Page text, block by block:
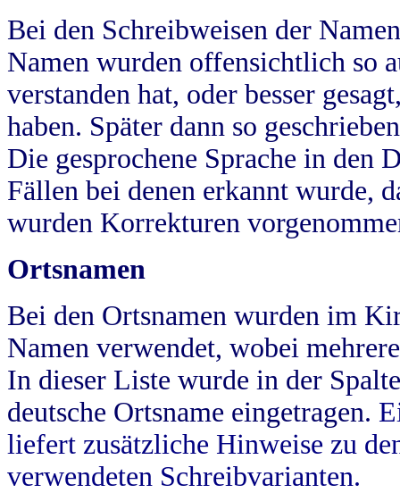
Bei den Schreibweisen der
Namen wurden offensichtlich so
verstanden hat, oder besser
haben. Später dann so
Die gesprochene Sprache in
Fällen bei denen erkannt wurde,
wurden Korrekturen
Ortsnamen
Bei den Ortsnamen wurden im
Namen verwendet, wobei
In dieser Liste wurde in der
deutsche Ortsname eingetragen.
liefert zusätzliche Hinweise zu
verwendeten Schreibvarianten.